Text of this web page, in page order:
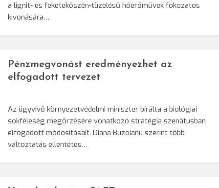
a lignit- és feketekőszén-tüzelésű hőerőművek fokozatos
kivonására…
Pénzmegvonást eredményezhet az
elfogadott tervezet
Az ügyvivő környezetvédelmi miniszter bírálta a biológiai
sokféleség megőrzésére vonatkozó stratégia szenátusban
elfogadott módosításait. Diana Buzoianu szerint több
változtatás ellentétes…